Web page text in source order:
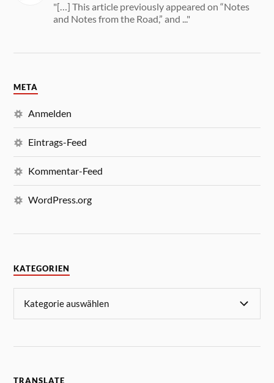
"[…] This article previously appeared on “Notes
and Notes from the Road,” and ..."
META
Anmelden
Eintrags-Feed
Kommentar-Feed
WordPress.org
KATEGORIEN
TRANSLATE